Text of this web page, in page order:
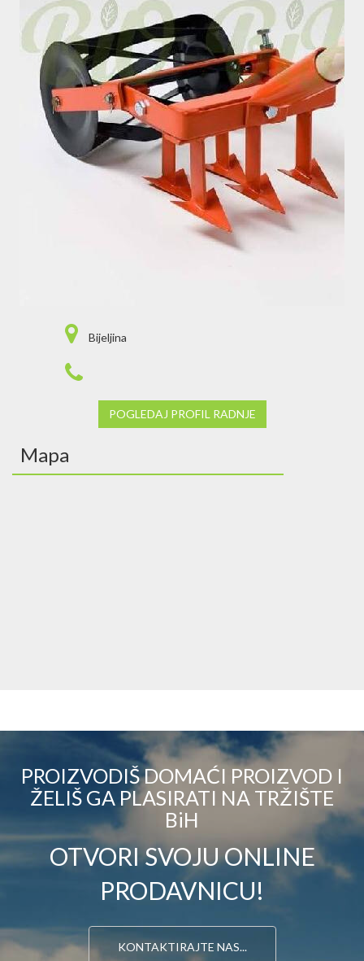
Bijeljina
POGLEDAJ PROFIL RADNJE
Mapa
PROIZVODIŠ DOMAĆI PROIZVOD I
ŽELIŠ GA PLASIRATI NA TRŽIŠTE
BiH
OTVORI SVOJU ONLINE
PRODAVNICU!
KONTAKTIRAJTE NAS...